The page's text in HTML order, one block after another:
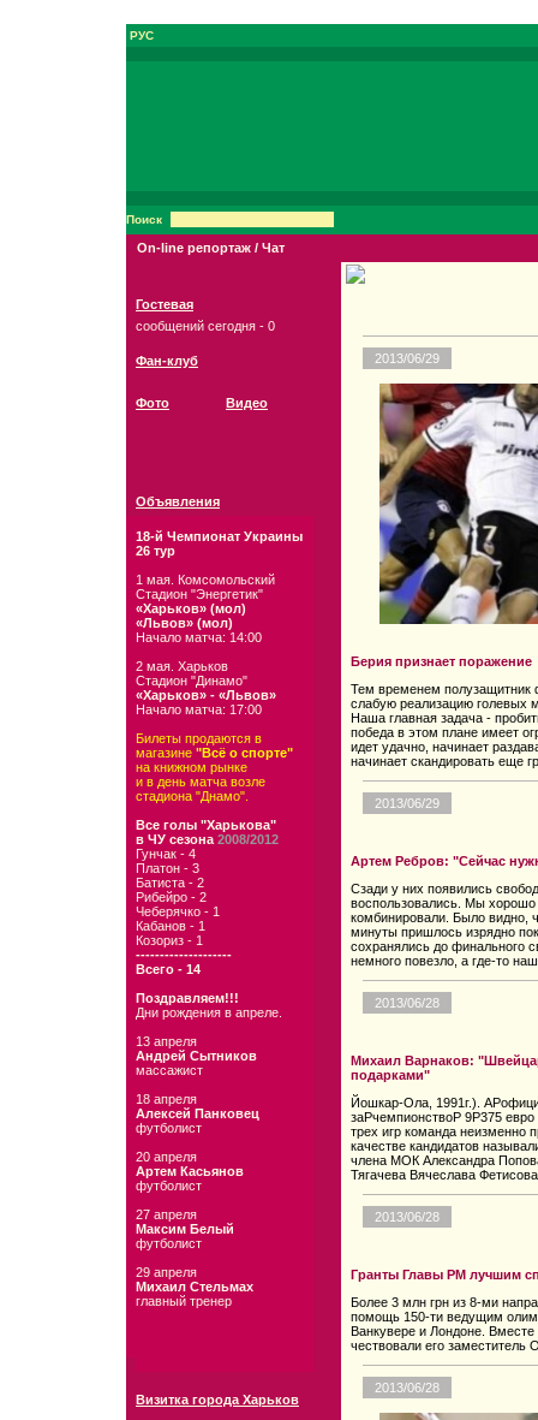
РУС
Поиск
On-line репортаж / Чат
Гостевая
сообщений сегодня - 0
Фан-клуб
Фото Видео
Объявления
18-й Чемпионат Украины
26 тур
1 мая. Комсомольский
Стадион "Энергетик"
«Харьков» (мол)
«Львов» (мол)
Начало матча: 14:00
2 мая. Харьков
Стадион "Динамо"
«Харьков» - «Львов»
Начало матча: 17:00
Билеты продаются в
магазине "Всё о спорте"
на книжном рынке
и в день матча возле
стадиона "Днамо".
Все голы "Харькова"
в ЧУ сезона 2008/2012
Гунчак - 4
Платон - 3
Батиста - 2
Рибейро - 2
Чеберячко - 1
Кабанов - 1
Козориз - 1
--------------------
Всего - 14
Поздравляем!!!
Дни рождения в апреле.
13 апреля
Андрей Сытников
массажист
18 апреля
Алексей Панковец
футболист
20 апреля
Артем Касьянов
футболист
27 апреля
Максим Белый
футболист
29 апреля
Михаил Стельмах
главный тренер
Визитка города Харьков
2013/06/29
Берия признает поражение
Тем временем полузащитник
слабую реализацию
Наша главная задача -
победа в этом плане имеет
идет удачно, начинает
начинает скандировать еще
2013/06/29
Артем Ребров: "Сейчас
Сзади у них появились
воспользовались. Мы
комбинировали. Было видно,
минуты пришлось изрядно
сохранялись до финального
немного повезло, а где-то
2013/06/28
Михаил Варнаков:
подарками"
Йошкар-Ола, 1991г.).
заPчемпионствоP 9P375
трех игр команда неизменно
качестве кандидатов
члена МОК Александра
Тягачева Вячеслава
2013/06/28
Гранты Главы РМ лучшим
Более 3 млн грн из 8-ми
помощь 150-ти ведущим
Ванкувере и Лондоне. Вместе
чествовали его
2013/06/28